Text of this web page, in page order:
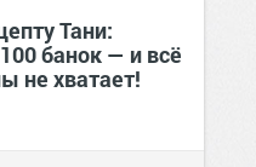
Тани:
банок — и всё
не хватает!